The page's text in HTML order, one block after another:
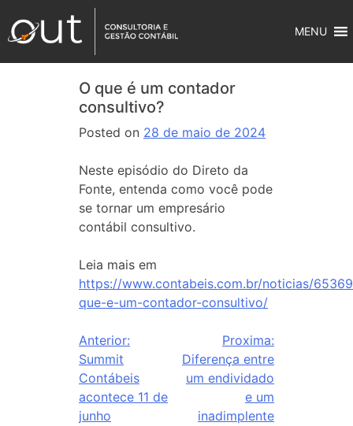
MENU
O que é um contador
consultivo?
Posted on 28 de maio de 2024
Neste episódio do Direto da
Fonte, entenda como você pode
se tornar um empresário
contábil consultivo.
Leia mais em
https://www.contabeis.com.br/noticias/
que-e-um-contador-consultivo/
Anterior:
Summit
Contábeis
acontece 11 de
junho
Proxima:
Diferença entre
um endividado
e um
inadimplente